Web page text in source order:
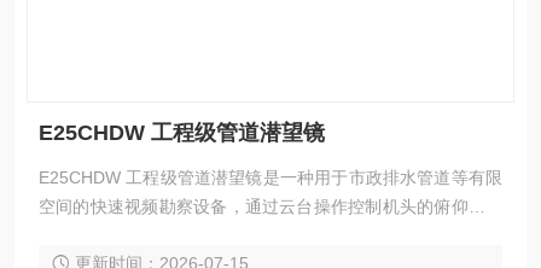
E25CHDW 工程级管道潜望镜
E25CHDW 工程级管道潜望镜是一种用于市政排水管道等有限
空间的快速视频勘察设备，通过云台操作控制机头的俯仰，从
更新时间：2026-07-15